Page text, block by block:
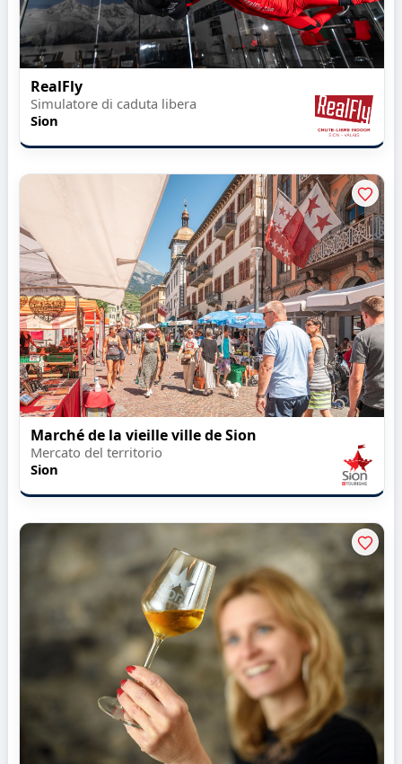
RealFly
Simulatore di caduta libera
Sion
Marché de la vieille ville de Sion
Mercato del territorio
Sion